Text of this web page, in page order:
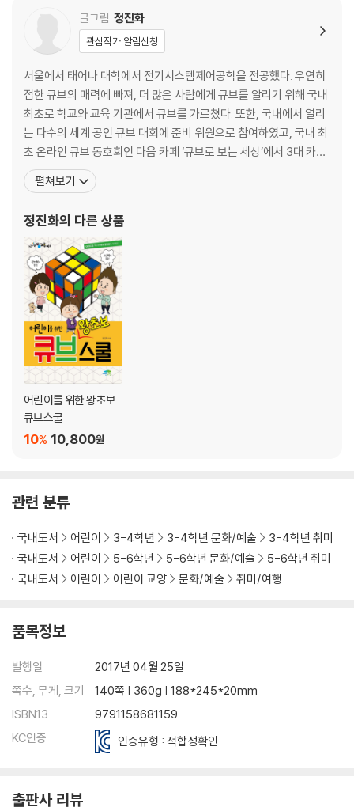
3층 코너 블록 완성하기
052층 엣지 블록 완성하기[3단계]
핵심포인트 피라밍크스 큐브 완성하기
퀴즈 피라밍크스 큐브를 마스터 하라
2강 444 큐브
01444 큐브 알아보기
블록으로 연결된 큐브
큐브 면 구분하기
02큐브의 언어, 회전 기호
F면 회전하기
U면 회전하기
D면 회전하기
R면 회전하기
L면 회전하기
B면 회전하기
퀴즈 큐브 기호를 마스터 하라
03센터 블록 모으기[1단계]
센터 블록 맞추는 순서
흰색 센터 블록 모으기
남은 센터 블록 모으기
핵심포인트센터 블록 모으기
퀴즈1단계를 마스터 하라
04엣지 블록 모으기[2단계]
엣지 블록 모을 준비하기
핵심포인트 엣지 블록 모으기
퀴즈 2단계를 마스터 하라
051층 완성하기[3단계]
1층 코너 블록 맞추기
핵심포인트1층 완성하기
퀴즈3단계를 마스터 하라
062·3층 완성하기[4단계]
2·3층 엣지 블록을 4층으로 올리기
글그림 정진화
관심작가 알림신청
서울에서 태어나 대학에서 전기시스템제어공학을 전공했다. 우연히
접한 큐브의 매력에 빠져, 더 많은 사람에게 큐브를 알리기 위해 국내
최초로 학교와 교육 기관에서 큐브를 가르쳤다. 또한, 국내에서 열리
는 다수의 세계 공인 큐브 대회에 준비 위원으로 참여하였고, 국내 최
초 온라인 큐브 동호회인 다음 카페 ‘큐브로 보는 세상’에서 3대 카페
지기를 맡아 지금까지 운영해 오고 있다. YTN 뉴스 [지금은 동호인
시대], KBS [상상대결], [굿모닝 대한민국] 등에 출연하였고, 지금
간을 만들기 위해 [큐버 봄 소풍]과 같
펼쳐보기
정진화의 다른 상품
어린이를 위한 왕초보
큐브스쿨
10,800원
10%
관련 분류
국내도서 어린이 3-4학년 3-4학년 문화/예술
3-4학년 취미
국내도서
어린이 5-6학년 5-6학년 문화/예술
5-6학년 취미
국내도서
어린이 어린이 교양 문화/예술 취미/여행
품목정보
발행일
2017년 04월 25일
쪽수, 무게, 크기
140쪽 | 360g | 188*245*20mm
ISBN13
9791158681159
KC인증
인증유형 : 적합성확인
출판사 리뷰